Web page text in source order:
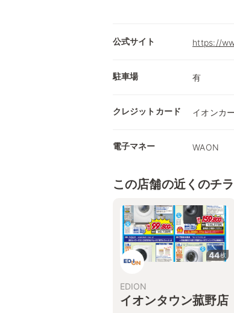
公式サイト https://
駐車場 有
クレジットカード イオンカ
電子マネー WAON
この店舗の近くのチ
44枚
EDION
イオンタウン菰野店